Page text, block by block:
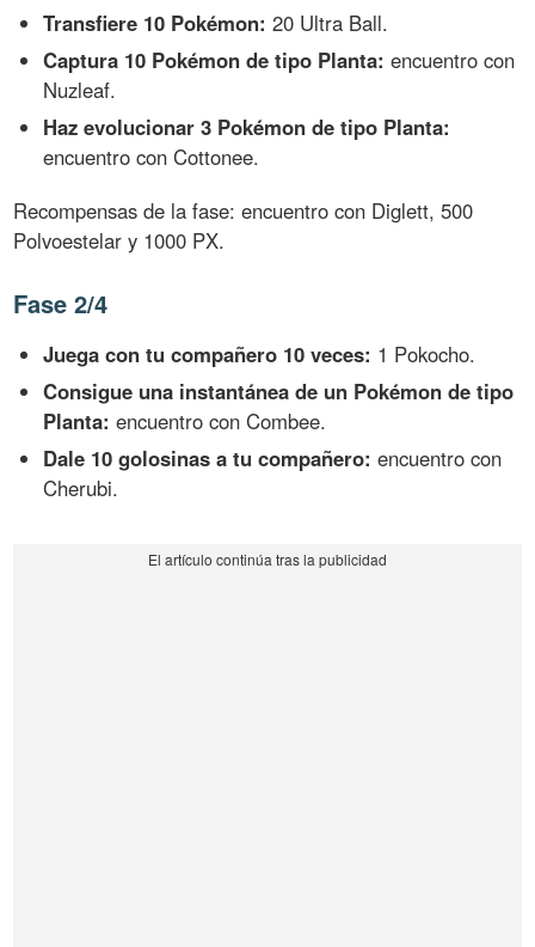
Transfiere 10 Pokémon: 20 Ultra Ball.
Captura 10 Pokémon de tipo Planta: encuentro con
Nuzleaf.
Haz evolucionar 3 Pokémon de tipo Planta:
encuentro con Cottonee.
Recompensas de la fase: encuentro con Diglett, 500
Polvoestelar y 1000 PX.
Fase 2/4
Juega con tu compañero 10 veces: 1 Pokocho.
Consigue una instantánea de un Pokémon de tipo
Planta: encuentro con Combee.
Dale 10 golosinas a tu compañero: encuentro con
Cherubi.